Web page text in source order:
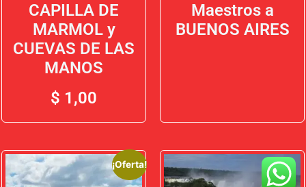
CAPILLA DE
MARMOL y
CUEVAS DE LAS
MANOS
$ 1,00
Maestros a
BUENOS AIRES
¡Oferta!